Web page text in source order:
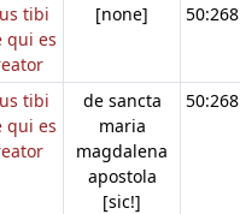
tibi
qui es
[none] 50:268
tibi
qui es
de sancta
maria
magdalena
apostola
[sic!]
50:268